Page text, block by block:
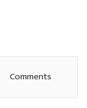
Comments